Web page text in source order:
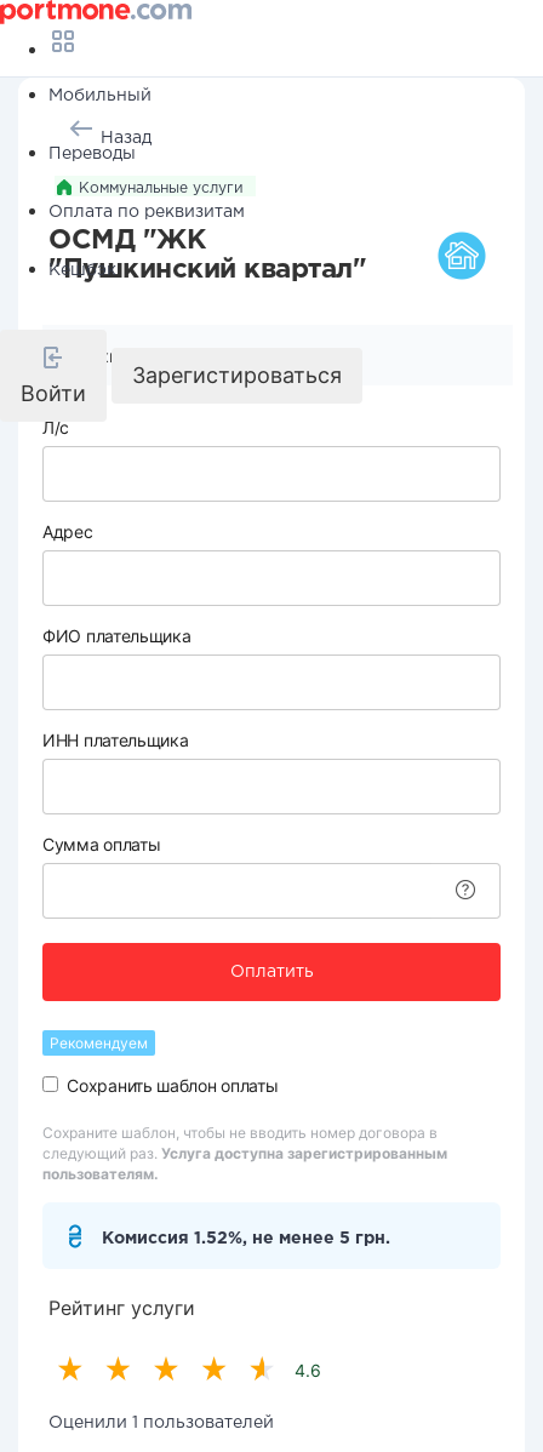
Мобильный
Переводы
Оплата по реквизитам
Кешбэк
Войти
Зарегистироваться
Назад
Коммунальные услуги
ОСМД "ЖК
"Пушкинский квартал"
Реквизиты компании
Л/с
Адрес
ФИО плательщика
ИНН плательщика
Сумма оплаты
Оплатить
Рекомендуем
Сохранить шаблон оплаты
Сохраните шаблон, чтобы не вводить номер договора в
следующий раз. Услуга доступна зарегистрированным
пользователям.
Комиссия 1.52%, не менее 5 грн.
Рейтинг услуги
4.6
Оценили 1 пользователей